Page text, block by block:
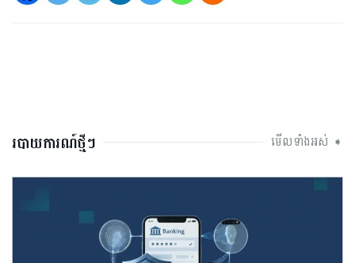
របាយការណ៍ថ្មីៗ មើលទាំងអស់ ➧